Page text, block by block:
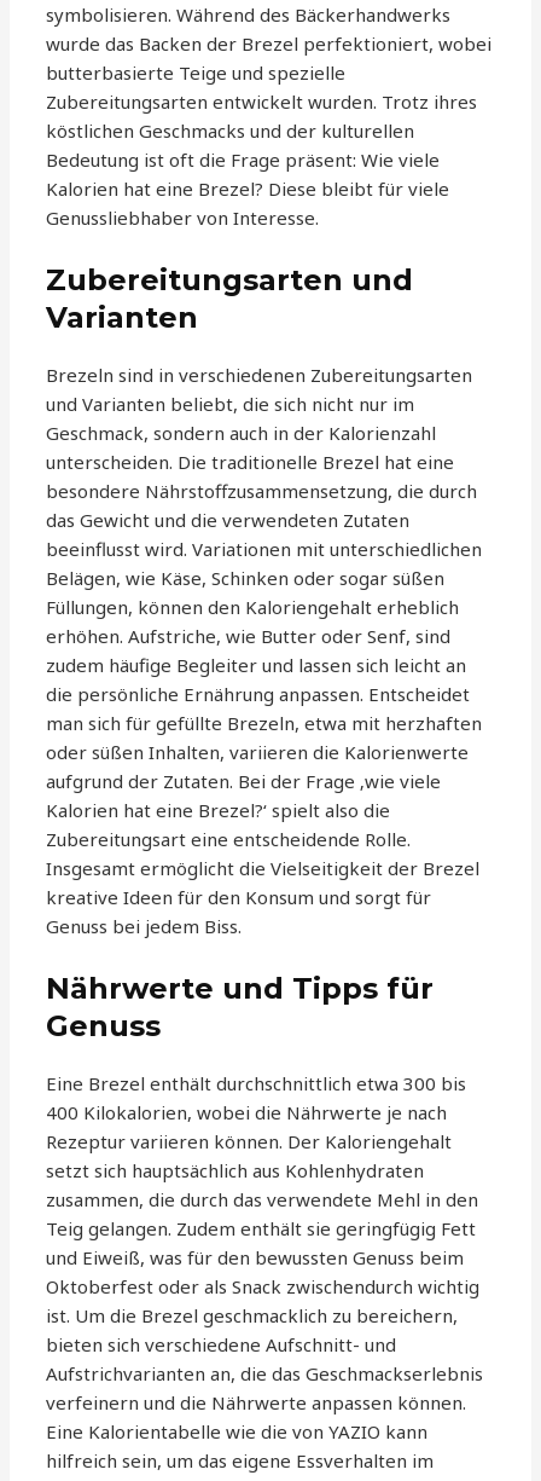
symbolisieren. Während des Bäckerhandwerks
wurde das Backen der Brezel perfektioniert, wobei
butterbasierte Teige und spezielle
Zubereitungsarten entwickelt wurden. Trotz ihres
köstlichen Geschmacks und der kulturellen
Bedeutung ist oft die Frage präsent: Wie viele
Kalorien hat eine Brezel? Diese bleibt für viele
Genussliebhaber von Interesse.
Zubereitungsarten und
Varianten
Brezeln sind in verschiedenen Zubereitungsarten
und Varianten beliebt, die sich nicht nur im
Geschmack, sondern auch in der Kalorienzahl
unterscheiden. Die traditionelle Brezel hat eine
besondere Nährstoffzusammensetzung, die durch
das Gewicht und die verwendeten Zutaten
beeinflusst wird. Variationen mit unterschiedlichen
Belägen, wie Käse, Schinken oder sogar süßen
Füllungen, können den Kaloriengehalt erheblich
erhöhen. Aufstriche, wie Butter oder Senf, sind
zudem häufige Begleiter und lassen sich leicht an
die persönliche Ernährung anpassen. Entscheidet
man sich für gefüllte Brezeln, etwa mit herzhaften
oder süßen Inhalten, variieren die Kalorienwerte
aufgrund der Zutaten. Bei der Frage ‚wie viele
Kalorien hat eine Brezel?‘ spielt also die
Zubereitungsart eine entscheidende Rolle.
Insgesamt ermöglicht die Vielseitigkeit der Brezel
kreative Ideen für den Konsum und sorgt für
Genuss bei jedem Biss.
Nährwerte und Tipps für
Genuss
Eine Brezel enthält durchschnittlich etwa 300 bis
400 Kilokalorien, wobei die Nährwerte je nach
Rezeptur variieren können. Der Kaloriengehalt
setzt sich hauptsächlich aus Kohlenhydraten
zusammen, die durch das verwendete Mehl in den
Teig gelangen. Zudem enthält sie geringfügig Fett
und Eiweiß, was für den bewussten Genuss beim
Oktoberfest oder als Snack zwischendurch wichtig
ist. Um die Brezel geschmacklich zu bereichern,
bieten sich verschiedene Aufschnitt- und
Aufstrichvarianten an, die das Geschmackserlebnis
verfeinern und die Nährwerte anpassen können.
Eine Kalorientabelle wie die von YAZIO kann
hilfreich sein, um das eigene Essverhalten im